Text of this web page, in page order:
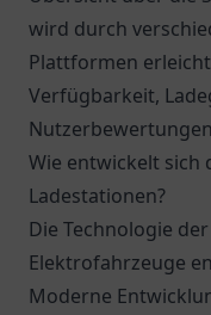
wird durch
Plattformen
Verfügbarkeit,
Wie entwickelt sich
Ladestationen?
Die Technologie
Elektrofahrzeuge
Moderne